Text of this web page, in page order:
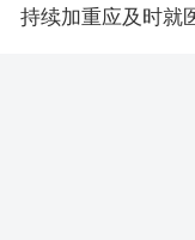
持续加重应及时就